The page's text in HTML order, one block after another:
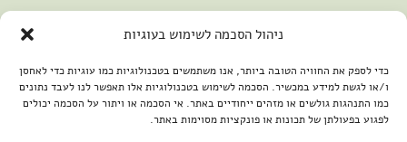
ניהול הסכמה לשימוש בעוגיות
כדי לספק את החוויה הטובה ביותר, אנו משתמשים בטכנולוגיות כמו עוגיות כדי לאחסן
ו/או לגשת למידע במכשיר. הסכמה לשימוש בטכנולוגיות אלו תאפשר לנו לעבד נתונים
כמו התנהגות גולשים או מזהים ייחודיים באתר. אי הסכמה או ויתור על הסכמה יכולים
לפגוע בפעולתן של תכונות או פונקציות מסוימות באתר.
2026 © כל הזכויות שמורות למיכל שמיר